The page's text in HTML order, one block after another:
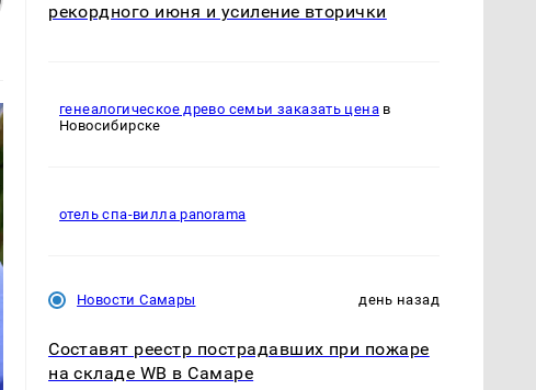
рекордного июня и усиление вторички
генеалогическое древо семьи заказать цена в
Новосибирске
отель спа-вилла panorama
Новости Самары день назад
Составят реестр пострадавших при пожаре
на складе WB в Самаре